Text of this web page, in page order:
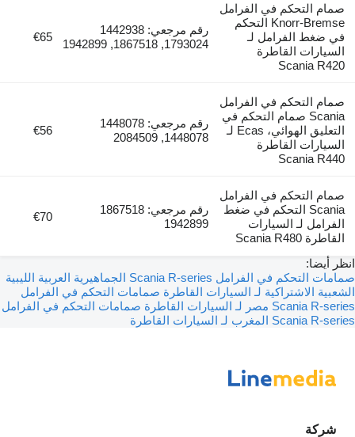
صمام التحكم في الفرامل
Knorr-Bremse التحكم
في ضغط الفرامل لـ
السيارات القاطرة
Scania R420
رقم مرجعي: 1442938
1793024, 1867518, 1942899
€65
صمام التحكم في الفرامل
Scania صمام التحكم في
التعليق الهوائي، Ecas لـ
السيارات القاطرة
Scania R440
رقم مرجعي: 1448078
1448078, 2084509
€56
صمام التحكم في الفرامل
Scania التحكم في ضغط
الفرامل لـ السيارات
القاطرة Scania R480
رقم مرجعي: 1867518
1942899
€70
انظر أيضا:
صمامات التحكم في الفرامل Scania R-series الجماهيرية العربية الليبية
الشعبية الاشتراكية لـ السيارات القاطرة صمامات التحكم في الفرامل
Scania R-series مصر لـ السيارات القاطرة
صمامات التحكم في الفرامل
Scania R-series المغرب لـ السيارات القاطرة
شركة